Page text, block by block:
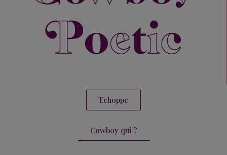
Echoppe
Cowboy qui ?